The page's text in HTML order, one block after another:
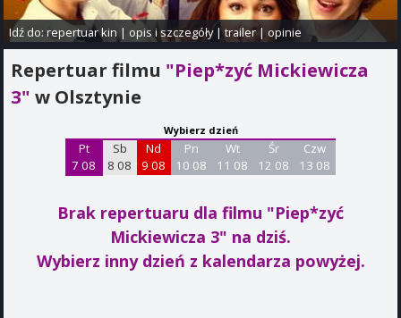
Idź do:repertuar kin |opis i szczegóły|trailer | opinie
Repertuar filmu "Piep*zyć Mickiewicza
3" w Olsztynie
Wybierz dzień
Pt
7 08
Sb
8 08
Nd
9 08
Pn
10 08
Wt
11 08
Śr
12 08
Czw
13 08
Brak repertuaru dla filmu "Piep*zyć
Mickiewicza 3" na dziś.
Wybierz inny dzień z kalendarza powyżej.